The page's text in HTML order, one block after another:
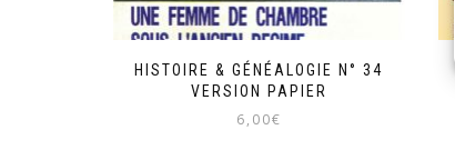
HISTOIRE & GÉNÉALOGIE N° 34
VERSION PAPIER
6,00€